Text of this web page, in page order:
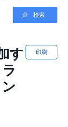
印刷
す